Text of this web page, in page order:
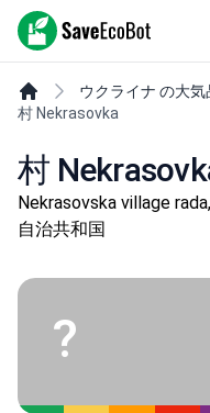
SaveEcoBot
ウクライナ の大気
村 Nekrasovka
村
Nekrasovska village
自治共和国
?